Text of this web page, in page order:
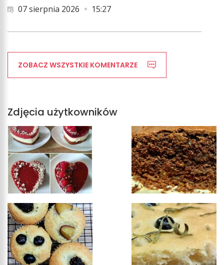
07 sierpnia 2026
15:27
ZOBACZ WSZYSTKIE KOMENTARZE
Zdjęcia użytkowników